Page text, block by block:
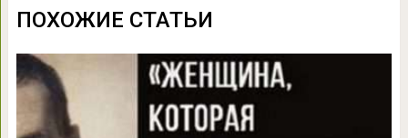
ПОХОЖИЕ СТАТЬИ